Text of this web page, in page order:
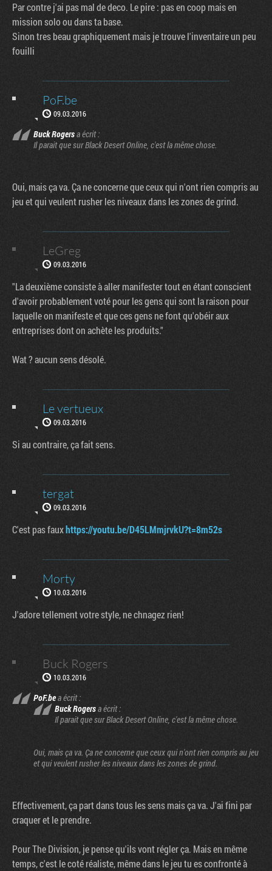
Par contre j'ai pas mal de deco. Le pire : pas en coop mais en
mission solo ou dans ta base.
Sinon tres beau graphiquement mais je trouve l'inventaire un peu
fouilli
PoF.be
09.03.2016
Buck Rogersa écrit :
Il parait que sur Black Desert Online, c'est la même chose.
Oui, mais ça va. Ça ne concerne que ceux qui n'ont rien compris au
jeu et qui veulent rusher les niveaux dans les zones de grind.
LeGreg
09.03.2016
"La deuxième consiste à aller manifester tout en étant conscient
d'avoir probablement voté pour les gens qui sont la raison pour
laquelle on manifeste et que ces gens ne font qu'obéir aux
entreprises dont on achète les produits."
Wat ? aucun sens désolé.
Le vertueux
09.03.2016
Si au contraire, ça fait sens.
tergat
09.03.2016
C'est pas fauxhttps://youtu.be/D45LMmjrvkU?t=8m52s
Morty
10.03.2016
J'adore tellement votre style, ne chnagez rien!
Buck Rogers
10.03.2016
PoF.bea écrit :
Buck Rogersa écrit :
Il parait que sur Black Desert Online, c'est la même chose.
Oui, mais ça va. Ça ne concerne que ceux qui n'ont rien compris au jeu
et qui veulent rusher les niveaux dans les zones de grind.
Effectivement, ça part dans tous les sens mais ça va. J'ai fini par
craquer et le prendre.
Pour The Division, je pense qu'ils vont régler ça. Mais en même
temps, c'est le coté réaliste, même dans le jeu tu es confronté à